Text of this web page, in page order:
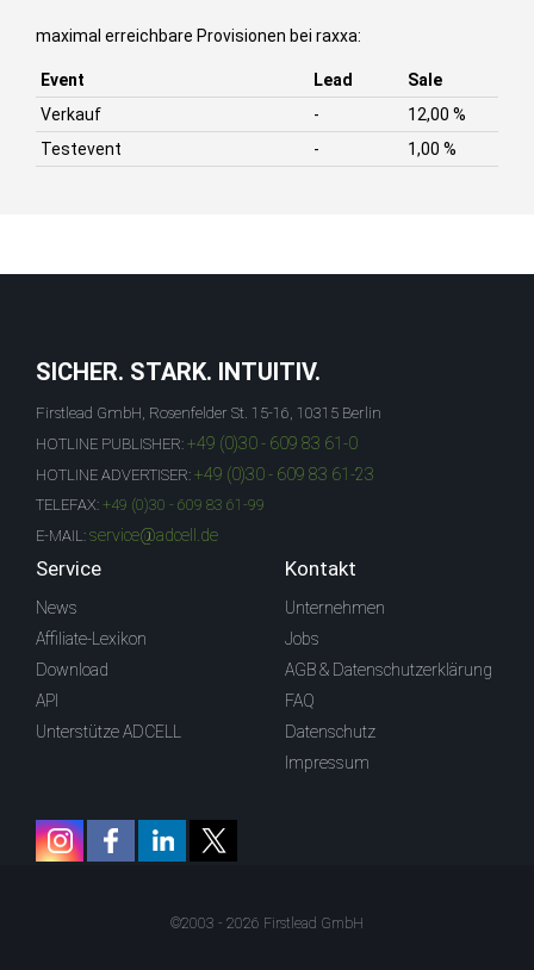
maximal erreichbare Provisionen bei raxxa:
Event Lead
Sale
Verkauf
-
12,00 %
Testevent
- 1,00 %
SICHER. STARK. INTUITIV.
Firstlead GmbH, Rosenfelder St. 15-16, 10315 Berlin
HOTLINE PUBLISHER: +49 (0)30 - 609 83 61-0
HOTLINE ADVERTISER: +49 (0)30 - 609 83 61-23
TELEFAX: +49 (0)30 - 609 83 61-99
E-MAIL: service@adcell.de
Service
News
Affiliate-Lexikon
Download
API
Unterstütze ADCELL
Kontakt
Unternehmen
Jobs
AGB & Datenschutzerklärung
FAQ
Datenschutz
Impressum
©2003 - 2026 Firstlead GmbH